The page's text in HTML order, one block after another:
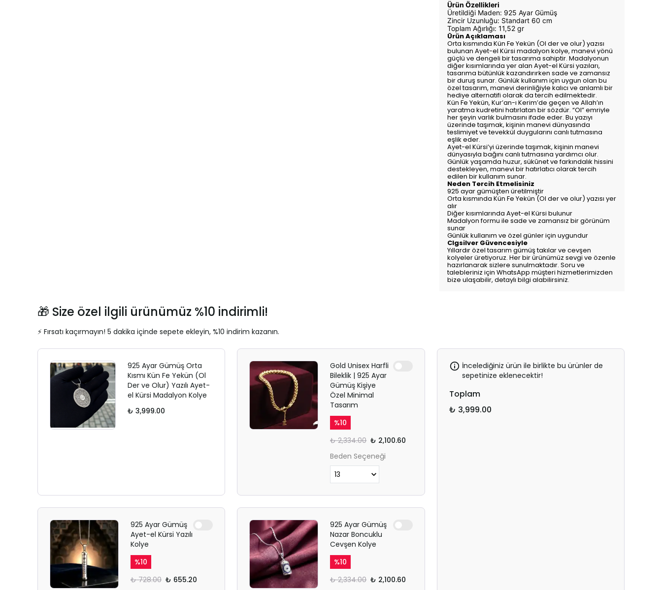
Ürün Özellikleri
Üretildiği Maden: 925 Ayar Gümüş
Zincir Uzunluğu: Standart 60 cm
Toplam Ağırlığı: 11,52 gr
Ürün Açıklaması
Orta kısmında Kün Fe Yekün (Ol der ve olur) yazısı
bulunan Ayet-el Kürsi madalyon kolye, manevi yönü
güçlü ve dengeli bir tasarıma sahiptir. Madalyonun
diğer kısımlarında yer alan Ayet-el Kürsi yazıları,
tasarıma bütünlük kazandırırken sade ve zamansız
bir duruş sunar. Günlük kullanım için uygun olan bu
özel tasarım, manevi derinliğiyle kalıcı ve anlamlı bir
hediye alternatifi olarak da tercih edilmektedir.
Kün Fe Yekün, Kur’an-ı Kerim’de geçen ve Allah’ın
yaratma kudretini hatırlatan bir sözdür. “Ol” emriyle
her şeyin varlık bulmasını ifade eder. Bu yazıyı
üzerinde taşımak, kişinin manevi dünyasında
teslimiyet ve tevekkül duygularını canlı tutmasına
eşlik eder.
Ayet-el Kürsi’yi üzerinde taşımak, kişinin manevi
dünyasıyla bağını canlı tutmasına yardımcı olur.
Günlük yaşamda huzur, sükûnet ve farkındalık hissini
destekleyen, manevi bir hatırlatıcı olarak tercih
edilen bir kullanım sunar.
Neden Tercih Etmelisiniz
925 ayar gümüşten üretilmiştir
Orta kısmında Kün Fe Yekün (Ol der ve olur) yazısı yer
alır
Diğer kısımlarında Ayet-el Kürsi bulunur
Madalyon formu ile sade ve zamansız bir görünüm
sunar
Günlük kullanım ve özel günler için uygundur
Clgsilver Güvencesiyle
Yıllardır özel tasarım gümüş takılar ve cevşen
kolyeler üretiyoruz. Her bir ürünümüz sevgi ve özenle
hazırlanarak sizlere sunulmaktadır. Soru ve
talebleriniz için WhatsApp müşteri hizmetlerimizden
bize ulaşabilir, detaylı bilgi alabilirsiniz.
🎁 Size özel ilgili ürünümüz %10 indirimli!
⚡ Fırsatı kaçırmayın! 5 dakika içinde sepete ekleyin, %10 indirim kazanın.
925 Ayar Gümüş Orta
Kısmı Kün Fe Yekün (Ol
Der ve Olur) Yazılı Ayet-
el Kürsi Madalyon Kolye
₺ 3,999.00
Gold Unisex Harfli
Bileklik | 925 Ayar
Gümüş Kişiye
Özel Minimal
Tasarım
%10
₺ 2,334.00 ₺ 2,100.60
Beden Seçeneği
925 Ayar Gümüş
Ayet-el Kürsi Yazılı
Kolye
%10
₺ 728.00 ₺ 655.20
925 Ayar Gümüş
Nazar Boncuklu
Cevşen Kolye
%10
₺ 2,334.00 ₺ 2,100.60
İncelediğiniz ürün ile birlikte bu ürünler de
sepetinize eklenecektir!
Toplam
₺ 3,999.00